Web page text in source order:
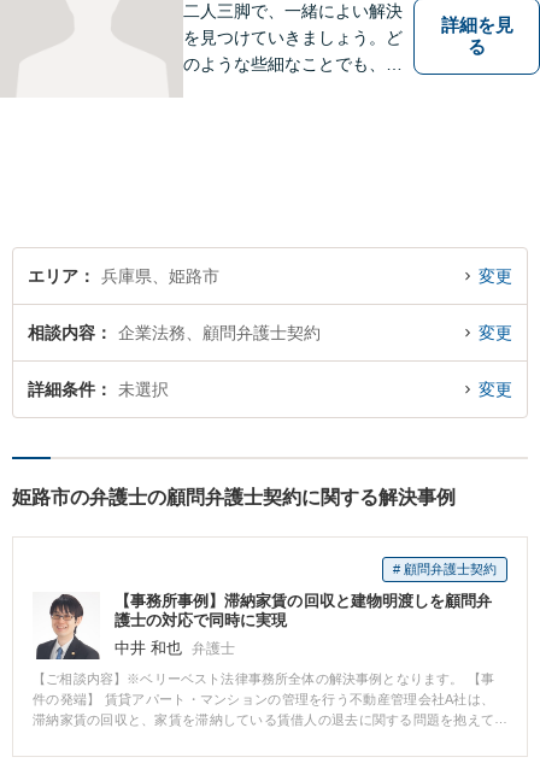
二人三脚で、一緒によい解決
を見つけていきましょう。ど
のような些細なことでも、ま
詳細を見
る
エリア 兵庫県、姫路市 変更
相談内容 企業法務、顧問弁護士契約 変更
詳細条件 未選択 変更
姫路市の弁護士の顧問弁護士契約に関する解決事例
# 顧問弁護士契約
【事務所事例】滞納家賃の回収と建物明渡しを顧問弁
護士の対応で同時に実現
中井 和也 弁護士
【ご相談内容】※ベリーベスト法律事務所全体の解決事例となります。 【事
件の発端】 賃貸アパート・マンションの管理を行う不動産管理会社A社は、
滞納家賃の回収と、家賃を滞納している賃借人の退去に関する問題を抱えて